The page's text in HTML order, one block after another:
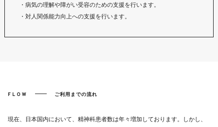
・病気の理解や障がい受容のための支援を行います。
・対人関係能力向上への支援を行います。
FLOW ご利用までの流れ
現在、日本国内において、精神科患者数は年々増加しております。
しかし、